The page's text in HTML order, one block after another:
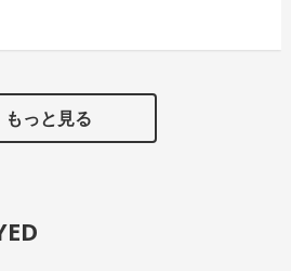
もっと見る